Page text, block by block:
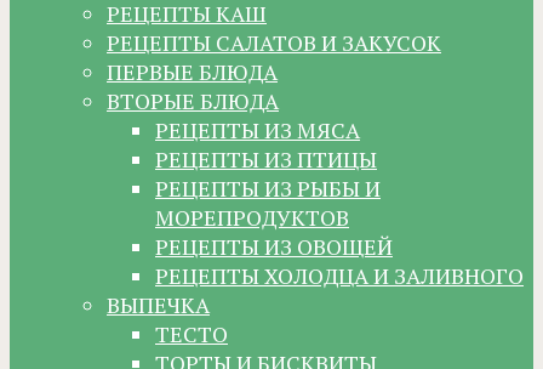
РЕЦЕПТЫ КАШ
РЕЦЕПТЫ САЛАТОВ И ЗАКУСОК
ПЕРВЫЕ БЛЮДА
ВТОРЫЕ БЛЮДА
РЕЦЕПТЫ ИЗ МЯСА
РЕЦЕПТЫ ИЗ ПТИЦЫ
РЕЦЕПТЫ ИЗ РЫБЫ И
МОРЕПРОДУКТОВ
РЕЦЕПТЫ ИЗ ОВОЩЕЙ
РЕЦЕПТЫ ХОЛОДЦА И ЗАЛИВНОГО
ВЫПЕЧКА
ТЕСТО
ТОРТЫ И БИСКВИТЫ